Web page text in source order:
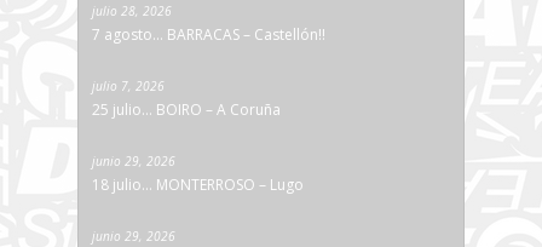
julio 28, 2026
7 agosto… BARRACAS – Castellón!!
julio 7, 2026
25 julio… BOIRO – A Coruña
junio 29, 2026
18 julio… MONTERROSO – Lugo
junio 29, 2026